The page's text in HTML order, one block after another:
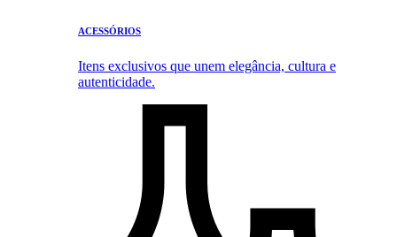
ACESSÓRIOS
Itens exclusivos que unem elegância, cultura e
autenticidade.